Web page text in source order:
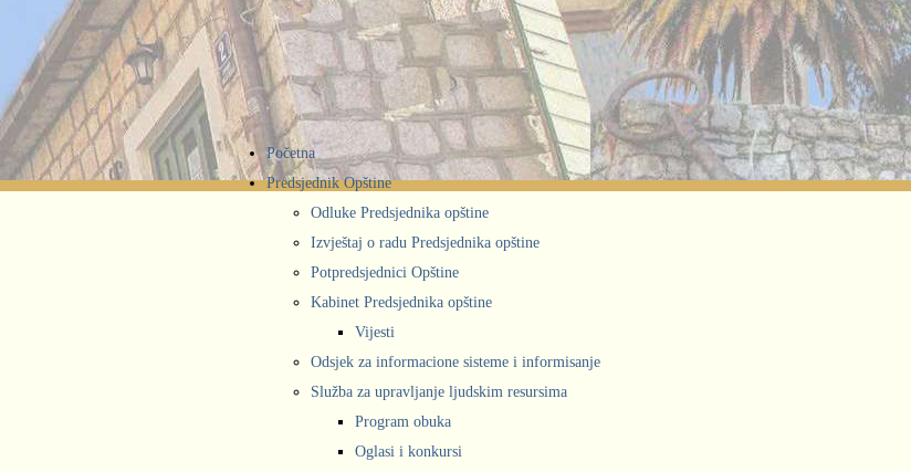
Početna
Predsjednik Opštine
Odluke Predsjednika opštine
Izvještaj o radu Predsjednika opštine
Potpredsjednici Opštine
Kabinet Predsjednika opštine
Vijesti
Odsjek za informacione sisteme i informisanje
Služba za upravljanje ljudskim resursima
Program obuka
Oglasi i konkursi